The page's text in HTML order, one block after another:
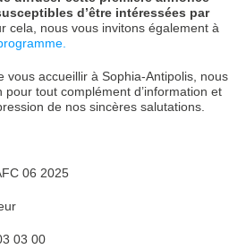
d’être intéressées par
cela, nous vous invitons également à
vous accueillir à Sophia-Antipolis, nous
tout complément d’information et
de nos sincères salutations.
06 2025
03 00